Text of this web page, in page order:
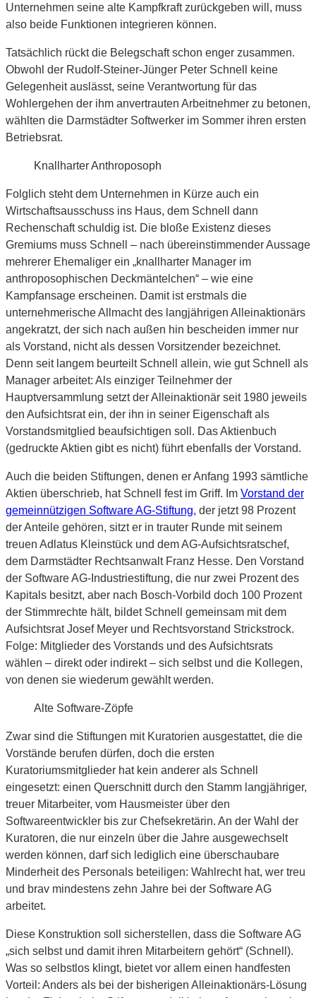
Unternehmen seine alte Kampfkraft zurückgeben will, muss
also beide Funktionen integrieren können.
Tatsächlich rückt die Belegschaft schon enger zusammen.
Obwohl der Rudolf-Steiner-Jünger Peter Schnell keine
Gelegenheit auslässt, seine Verantwortung für das
Wohlergehen der ihm anvertrauten Arbeitnehmer zu betonen,
wählten die Darmstädter Softwerker im Sommer ihren ersten
Betriebsrat.
Knallharter Anthroposoph
Folglich steht dem Unternehmen in Kürze auch ein
Wirtschaftsausschuss ins Haus, dem Schnell dann
Rechenschaft schuldig ist. Die bloße Existenz dieses
Gremiums muss Schnell – nach übereinstimmender Aussage
mehrerer Ehemaliger ein „knallharter Manager im
anthroposophischen Deckmäntelchen“ – wie eine
Kampfansage erscheinen. Damit ist erstmals die
unternehmerische Allmacht des langjährigen Alleinaktionärs
angekratzt, der sich nach außen hin bescheiden immer nur
als Vorstand, nicht als dessen Vorsitzender bezeichnet.
Denn seit langem beurteilt Schnell allein, wie gut Schnell als
Manager arbeitet: Als einziger Teilnehmer der
Hauptversammlung setzt der Alleinaktionär seit 1980 jeweils
den Aufsichtsrat ein, der ihn in seiner Eigenschaft als
Vorstandsmitglied beaufsichtigen soll. Das Aktienbuch
(gedruckte Aktien gibt es nicht) führt ebenfalls der Vorstand.
Auch die beiden Stiftungen, denen er Anfang 1993 sämtliche
Aktien überschrieb, hat Schnell fest im Griff. Im Vorstand der
gemeinnützigen Software AG-Stiftung, der jetzt 98 Prozent
der Anteile gehören, sitzt er in trauter Runde mit seinem
treuen Adlatus Kleinstück und dem AG-Aufsichtsratschef,
dem Darmstädter Rechtsanwalt Franz Hesse. Den Vorstand
der Software AG-Industriestiftung, die nur zwei Prozent des
Kapitals besitzt, aber nach Bosch-Vorbild doch 100 Prozent
der Stimmrechte hält, bildet Schnell gemeinsam mit dem
Aufsichtsrat Josef Meyer und Rechtsvorstand Strickstrock.
Folge: Mitglieder des Vorstands und des Aufsichtsrats
wählen – direkt oder indirekt – sich selbst und die Kollegen,
von denen sie wiederum gewählt werden.
Alte Software-Zöpfe
Zwar sind die Stiftungen mit Kuratorien ausgestattet, die die
Vorstände berufen dürfen, doch die ersten
Kuratoriumsmitglieder hat kein anderer als Schnell
eingesetzt: einen Querschnitt durch den Stamm langjähriger,
treuer Mitarbeiter, vom Hausmeister über den
Softwareentwickler bis zur Chefsekretärin. An der Wahl der
Kuratoren, die nur einzeln über die Jahre ausgewechselt
werden können, darf sich lediglich eine überschaubare
Minderheit des Personals beteiligen: Wahlrecht hat, wer treu
und brav mindestens zehn Jahre bei der Software AG
arbeitet.
Diese Konstruktion soll sicherstellen, dass die Software AG
„sich selbst und damit ihren Mitarbeitern gehört“ (Schnell).
Was so selbstlos klingt, bietet vor allem einen handfesten
Vorteil: Anders als bei der bisherigen Alleinaktionärs-Lösung